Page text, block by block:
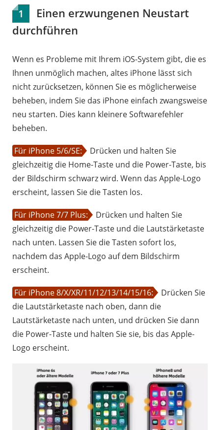
1
Einen erzwungenen Neustart
durchführen
Wenn es Probleme mit Ihrem iOS-System gibt, die es
Ihnen unmöglich machen, altes iPhone lässt sich
nicht zurücksetzen, können Sie es möglicherweise
beheben, indem Sie das iPhone einfach zwangsweise
neu starten. Dies kann kleinere Softwarefehler
beheben.
Für iPhone 5/6/SE:
Drücken und halten Sie
gleichzeitig die Home-Taste und die Power-Taste, bis
der Bildschirm schwarz wird. Wenn das Apple-Logo
erscheint, lassen Sie die Tasten los.
Für iPhone 7/7 Plus:
Drücken und halten Sie
gleichzeitig die Power-Taste und die Lautstärketaste
nach unten. Lassen Sie die Tasten sofort los,
nachdem das Apple-Logo auf dem Bildschirm
erscheint.
Für iPhone 8/X/XR/11/12/13/14/15/16:
Drücken Sie
die Lautstärketaste nach oben, dann die
Lautstärketaste nach unten, und drücken Sie dann
die Power-Taste und halten Sie sie, bis das Apple-
Logo erscheint.